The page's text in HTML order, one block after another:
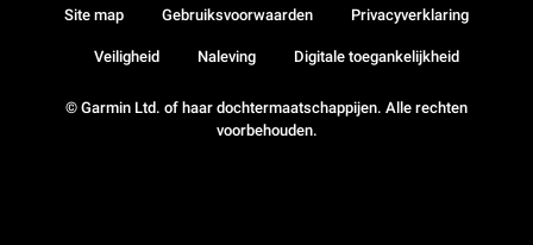
© Garmin Ltd. of haar dochtermaatschappijen. Alle rechten
voorbehouden.
Site map Gebruiksvoorwaarden Privacyverklaring
Veiligheid Naleving Digitale toegankelijkheid